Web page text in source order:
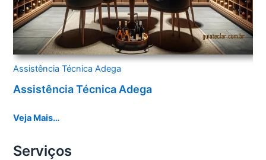
Assistência Técnica Adega
Assistência Técnica Adega
Veja Mais…
Serviços